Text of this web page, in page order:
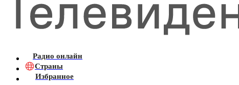
Радио онлайн
Страны
Избранное